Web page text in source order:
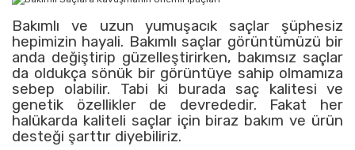
Bakımlı ve uzun yumuşacık saçlar şüphesiz
hepimizin hayali. Bakımlı saçlar görüntümüzü bir
anda değiştirip güzelleştirirken, bakımsız saçlar
da oldukça sönük bir görüntüye sahip olmamıza
sebep olabilir. Tabi ki burada saç kalitesi ve
genetik özellikler de devrededir. Fakat her
halükarda kaliteli saçlar için biraz bakım ve ürün
desteği şarttır diyebiliriz.